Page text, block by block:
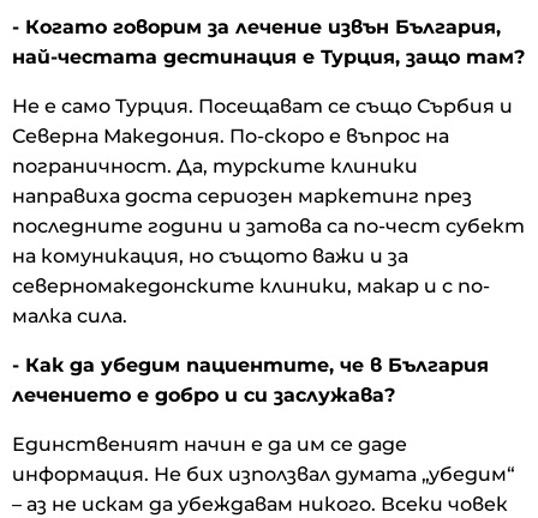
- Когато говорим за лечение извън България,
най-честата дестинация е Турция, защо там?
Не е само Турция. Посещават се също Сърбия и
Северна Македония. По-скоро е въпрос на
пограничност. Да, турските клиники
направиха доста сериозен маркетинг през
последните години и затова са по-чест субект
на комуникация, но същото важи и за
северномакедонските клиники, макар и с по-
малка сила.
- Как да убедим пациентите, че в България
лечението е добро и си заслужава?
Единственият начин е да им се даде
информация. Не бих използвал думата „убедим“
– аз не искам да убеждавам никого. Всеки човек